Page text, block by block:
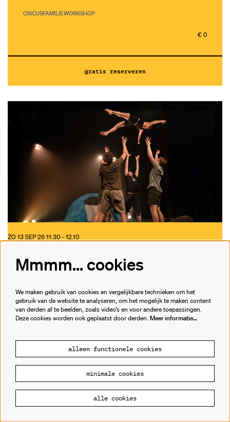
CIRCUSFAMILIEWORKSHOP
€ 0
gratis reserveren
G en C
Kweshuwa
ZO 13 SEP 2611.30 - 12.10
Festivalplein
CIRCUS FAMILIE PLEIN DE CIRQUE
gratis
Mmmm... cookies
We maken gebruik van cookies en vergelijkbare technieken om het
gebruik van de website te analyseren, om het mogelijk te maken content
van derden af te beelden, zoals video’s en voor andere toepassingen.
Deze cookies worden ook geplaatst door derden. Meer informatie…
alleen functionele cookies
minimale cookies
alle cookies